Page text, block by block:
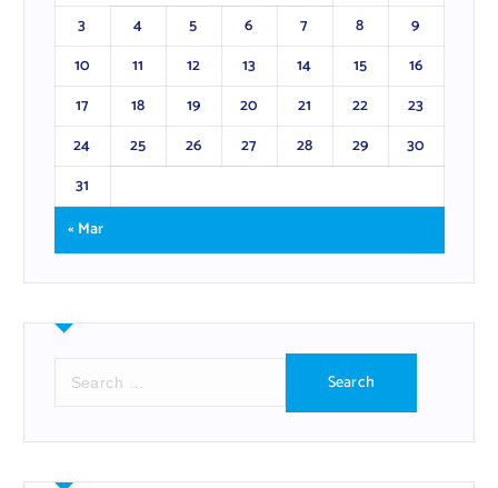
3
4 5 6 7 8
9
10
11 12 13 14 15
16
17
18 19 20 21 22
23
24
25 26 27 28 29
30
31
« Mar
r